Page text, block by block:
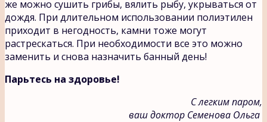
же можно сушить грибы, вялить рыбу, укрываться от
дождя. При длительном использовании полиэтилен
приходит в негодность, камни тоже могут
растрескаться. При необходимости все это можно
заменить и снова назначить банный день!
Парьтесь на здоровье!
С легким паром,
ваш доктор Семенова Ольга